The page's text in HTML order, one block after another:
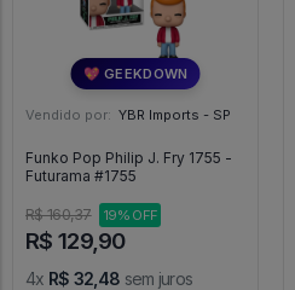
💖 GEEKDOWN
Vendido por: YBR Imports - SP
Funko Pop Philip J. Fry 1755 -
Futurama #1755
R$ 160,37 19% OFF
R$ 129,90
4x R$ 32,48 sem juros